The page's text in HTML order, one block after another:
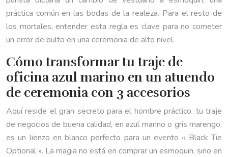
práctica común en las bodas de la realeza. Para el resto de
los mortales, entender esta regla es clave para no cometer
un error de bulto en una ceremonia de alto nivel.
Cómo transformar tu traje de
oficina azul marino en un atuendo
de ceremonia con 3 accesorios
Aquí reside el gran secreto para el hombre práctico: tu traje
de negocios de buena calidad, en azul marino o gris marengo,
es un lienzo en blanco perfecto para un evento « Black Tie
Optional ». La magia no está en comprar un esmoquin, sino en